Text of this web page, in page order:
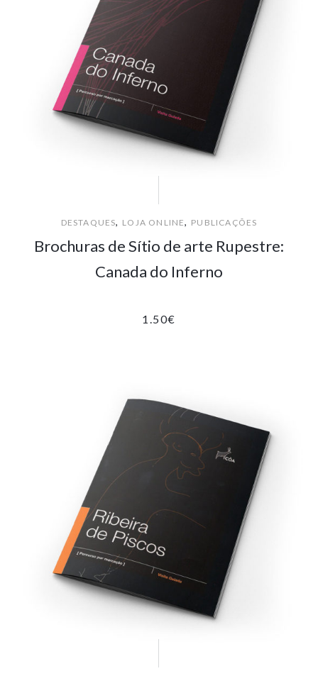
DESTAQUES, LOJA ONLINE, PUBLICAÇÕES
Brochuras de Sítio de arte Rupestre:
Canada do Inferno
1.50€